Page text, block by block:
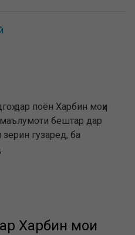
дар поён Харбин моҳи
бештар дар
зерин гузаред, ба
Харбин моҳи